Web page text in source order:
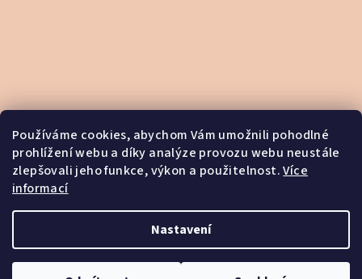
Používáme cookies, abychom Vám umožnili pohodlné
prohlížení webu a díky analýze provozu webu neustále
zlepšovali jeho funkce, výkon a použitelnost.Více
informací
Nastavení
House of Spell